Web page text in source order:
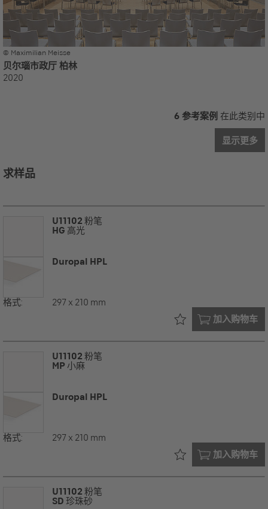
© Maximilian Meisse
贝尔瑙市政厅 柏林
2020
6 参考案例 在此类别中
显示更多
求样品
U11102 粉笔
HG 高光
Duropal HPL
格式: 297 x 210 mm
加入购物车
已在您的
U11102 粉笔
MP 小麻
Duropal HPL
格式: 297 x 210 mm
加入购物车
已在您的
U11102 粉笔
SD 珍珠砂